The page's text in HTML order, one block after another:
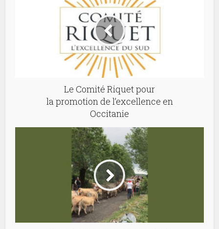
Le Comité Riquet pour
la promotion de l’excellence en
Occitanie